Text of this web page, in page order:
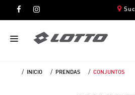
INICIO PRENDAS CONJUNTOS